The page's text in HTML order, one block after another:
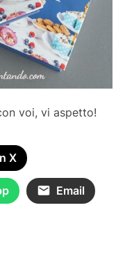
voi, vi aspetto!
X
Email